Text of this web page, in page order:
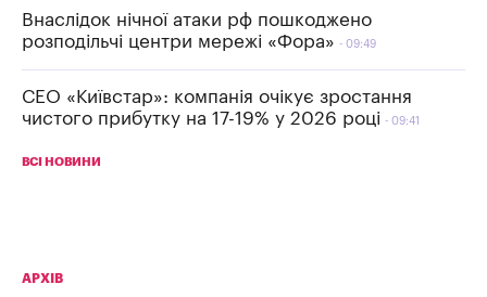
Внаслідок нічної атаки рф пошкоджено
розподільчі центри мережі «Фора»
09:49
СЕО «Київстар»: компанія очікує зростання
чистого прибутку на 17-19% у 2026 році
09:41
ВСІ НОВИНИ
АРХІВ